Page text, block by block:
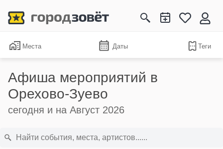
Места Даты Теги
Афиша мероприятий в
Орехово-Зуево
сегодня и на Август 2026